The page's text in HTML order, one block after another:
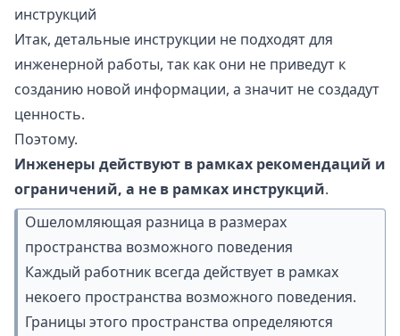
инструкций
Итак, детальные инструкции не подходят для
инженерной работы, так как они не приведут к
созданию новой информации, а значит не создадут
ценность.
Поэтому.
Инженеры действуют в рамках рекомендаций и
ограничений, а не в рамках инструкций.
Ошеломляющая разница в размерах
пространства возможного поведения
Каждый работник всегда действует в рамках
некоего пространства возможного поведения.
Границы этого пространства определяются